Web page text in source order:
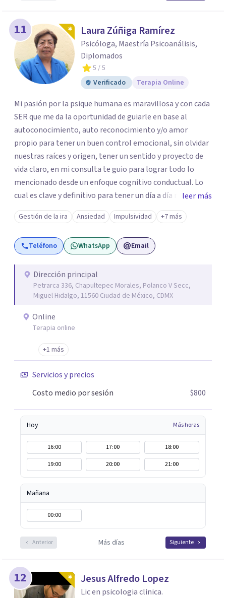
11 Laura Zúñiga Ramírez
Psicóloga, Maestría Psicoanálisis,
Diplomados
5 / 5
Verificado
Terapia Online
Mi pasión por la psique humana es maravillosa y con cada
SER que me da la oportunidad de guiarle en base al
autoconocimiento, auto reconocimiento y/o amor
propio para tener un buen control emocional, sin olvidar
nuestras raíces y origen, tener un sentido y proyecto de
vida claro, en mi consulta te guio para lograr todo lo
mencionado desde un enfoque cognitivo conductual. Lo
cual es clave y definitivo para tener un día a día mucho
mas llevadero y productivo. Aún cuando también en base
a la problemática sugiero trabajar desde un enfoque
psicoanalítico.
leer más
Gestión de la ira Ansiedad Impulsividad +7 más
Teléfono WhatsApp Email
Dirección principal
Petrarca 336, Chapultepec Morales, Polanco V Secc,
Miguel Hidalgo, 11560 Ciudad de México, CDMX
Online
Terapia online
+1 más
Servicios y precios
Costo medio por sesión
$800
Hoy Más horas
16:00 17:00
18:00
19:00
20:00 21:00
Mañana
00:00
Anterior Más días Siguiente
12 Jesus Alfredo Lopez
Lic en psicologia clinica.